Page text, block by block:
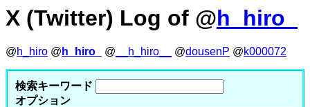
X (Twitter) Log of @h_hiro_
@h_hiro @ h_hiro_ @ __h_hiro__ @dousenP @k000072
検索キーワード
オプション